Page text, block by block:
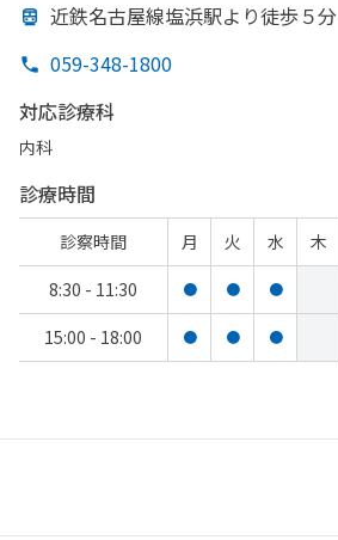
近鉄名古屋線塩浜駅より徒歩５分
059-348-1800
対応診療科
内科
診療時間
診察時間 月 火 水 木
8:30 - 11:30
● ● ●
15:00 - 18:00 ● ● ●